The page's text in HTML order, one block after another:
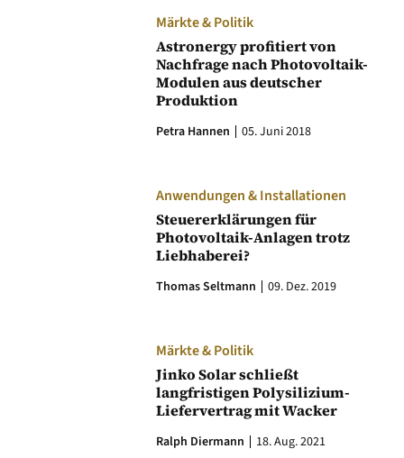
Märkte & Politik
Astronergy profitiert von
Nachfrage nach Photovoltaik-
Modulen aus deutscher
Produktion
Petra Hannen 05. Juni 2018
Anwendungen & Installationen
Steuererklärungen für
Photovoltaik-Anlagen trotz
Liebhaberei?
Thomas Seltmann 09. Dez. 2019
Märkte & Politik
Jinko Solar schließt
langfristigen Polysilizium-
Liefervertrag mit Wacker
Ralph Diermann 18. Aug. 2021